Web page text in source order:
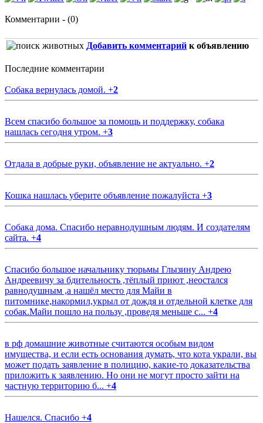
Комментарии - (0)
Добавить комментарий к объявлению
Последние комментарии
Собака вернулась домой. +2
Всем спасибо большое за помощь и поддержку, собака
нашлась сегодня утром. +3
Отдала в добрые руки, объявление не актуально. +2
Кошка нашлась уберите объявление пожалуйста +3
Собака дома. Спасибо неравнодушным людям. И создателям
сайта. +4
Спасибо большое начальнику тюрьмы Глызину Андрею
Андреевичу за бдительность ,тёплый приют ,неостался
равнодушным ,а нашёл место для Майи в
питомнике,накормил,укрыл от дождя и отдельной клетке для
собак.Майи пошло на пользу ,проведя меньше с... +4
в рф домашние животные считаются особым видом
имущества, и если есть основания думать, что кота украли, вы
может подать заявление в полицию, какие-то доказательства
приложить к заявлению. Но они не могут просто зайти на
частную территорию б... +4
Нашелся. Спасибо +4